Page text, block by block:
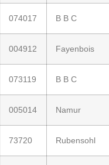
074017 B B C
004912 Fayenbois
073119 B B C
005014 Namur
73720 Rubensohl